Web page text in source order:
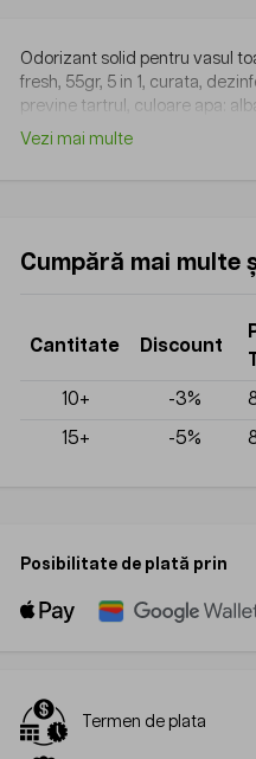
Odorizant solid pentru vasul
fresh, 55gr, 5 in 1, curata,
previne tartrul, culoare apa:
Vezi mai multe
Cumpără mai multe
Cantitate Discount
10+
-3%
15+
-5%
Posibilitate de plată prin
Termen de plata